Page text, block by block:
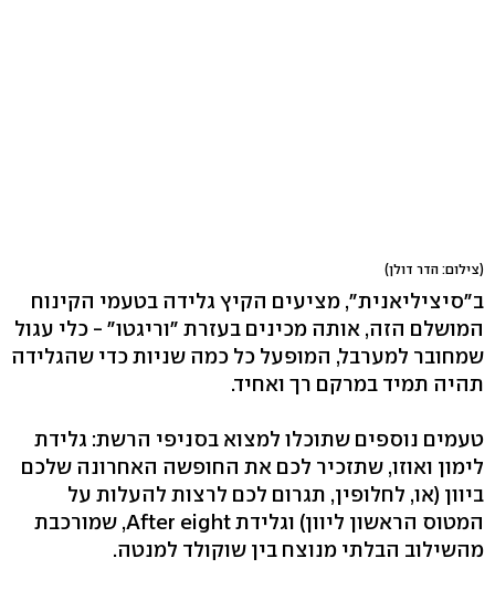
(צילום: הדר דולן)
ב"סיציליאנית", מציעים הקיץ גלידה בטעמי הקינוח
המושלם הזה, אותה מכינים בעזרת "וריגטו" - כלי עגול
שמחובר למערבל, המופעל כל כמה שניות כדי שהגלידה
תהיה תמיד במרקם רך ואחיד.
טעמים נוספים שתוכלו למצוא בסניפי הרשת: גלידת
לימון ואוזו, שתזכיר לכם את החופשה האחרונה שלכם
ביוון (או, לחלופין, תגרום לכם לרצות להעלות על
המטוס הראשון ליוון) וגלידת After eight, שמורכבת
מהשילוב הבלתי מנוצח בין שוקולד למנטה.